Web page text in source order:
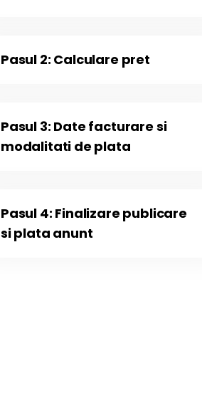
Pasul 2: Calculare pret
Pasul 3: Date facturare si
modalitati de plata
Pasul 4: Finalizare publicare
si plata anunt